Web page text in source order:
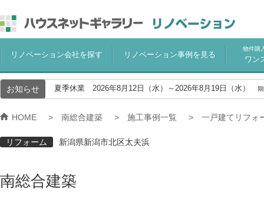
リノベーション会社を探す リノベーション事例を見る
物件購
ワン
お知らせ 夏季休業 2026年8月12日（水）～2026年8月19日（水）
HOME 南総合建築 施工事例一覧 一戸建てリフォ
リフォーム 新潟県新潟市北区太夫浜
南総合建築